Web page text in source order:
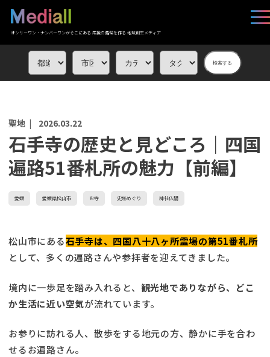
オンリーワン・ナンバーワンがそこにある 応援の循環を作る 地域創生メディア
検索する
聖地 | 2026.03.22
石手寺の歴史と見どころ｜四国
遍路51番札所の魅力【前編】
愛媛 愛媛県松山市 お寺 史跡めぐり 神社仏閣
松山市にある石手寺は、四国八十八ヶ所霊場の第51番札所
として、多くの遍路さんや参拝者を迎えてきました。
境内に一歩足を踏み入れると、 観光地でありながら、どこ
か生活に近い空気が流れています。
お参りに訪れる人、散歩をする地元の方、静かに手を合わ
せるお遍路さん。